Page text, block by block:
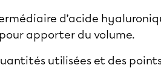
d’acide
apporter du volume.
utilisées et des points